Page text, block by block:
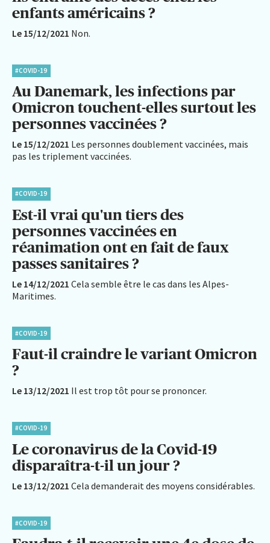
enfants américains ?
Le 15/12/2021 Non.
#COVID-19
Au Danemark, les infections par
Omicron touchent-elles surtout les
personnes vaccinées ?
Le 15/12/2021 Les personnes doublement vaccinées, mais
pas les triplement vaccinées.
#COVID-19
Est-il vrai qu'un tiers des
personnes vaccinées en
réanimation ont en fait de faux
passes sanitaires ?
Le 14/12/2021 Cela semble être le cas dans les Alpes-
Maritimes.
#COVID-19
Faut-il craindre le variant Omicron
?
Le 13/12/2021 Il est trop tôt pour se prononcer.
#COVID-19
Le coronavirus de la Covid-19
disparaîtra-t-il un jour ?
Le 13/12/2021 Cela demanderait des moyens considérables.
#COVID-19